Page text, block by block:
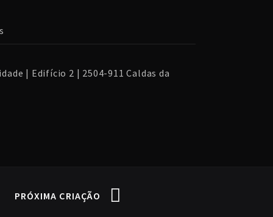
| Edifício 2 | 2504-911 Caldas da
PRÓXIMA CRIAÇÃO